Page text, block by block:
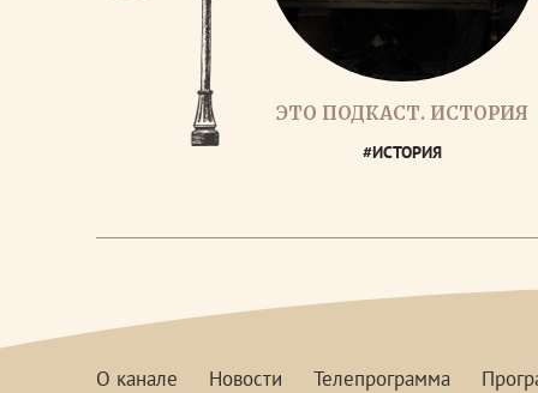
ЭТО ПОДКАСТ. ИСТОРИЯ
#ИСТОРИЯ
О канале Новости Телепрограмма